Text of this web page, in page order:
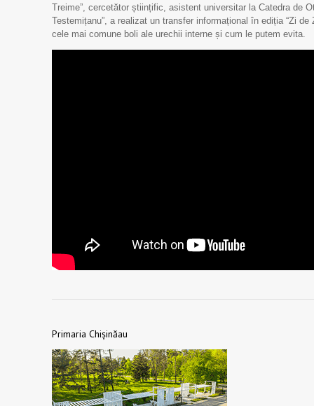
Treime”, cercetător științific, asistent universitar la Catedra de
Testemițanu”, a realizat un transfer informațional în ediția “Zi de
cele mai comune boli ale urechii interne și cum le putem evita.
Primaria Chișinăau